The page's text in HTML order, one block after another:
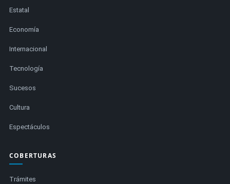
Estatal
Economía
Internacional
Tecnología
Sucesos
Cultura
Espectáculos
COBERTURAS
Trámites